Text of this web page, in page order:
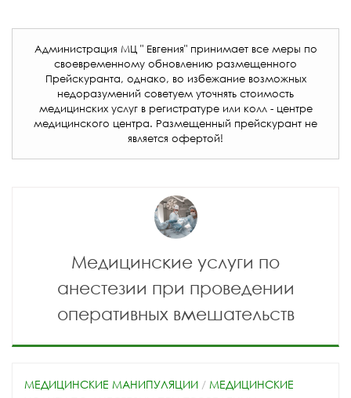
Администрация МЦ " Евгения" принимает все меры по
своевременному обновлению размещенного
Прейскуранта, однако, во избежание возможных
недоразумений советуем уточнять стоимость
медицинских услуг в регистратуре или колл - центре
медицинского центра. Размещенный прейскурант не
является офертой!
Медицинские услуги по
анестезии при проведении
оперативных вмешательств
МЕДИЦИНСКИЕ МАНИПУЛЯЦИИ / МЕДИЦИНСКИЕ